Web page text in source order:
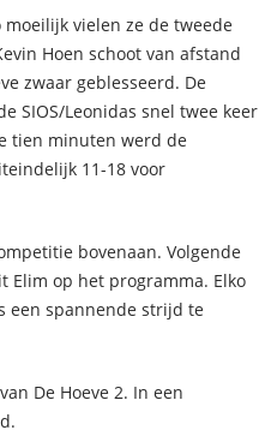
vielen ze de tweede
Hoen schoot van afstand
zwaar geblesseerd. De
SIOS/Leonidas snel twee keer
tien minuten werd de
11-18 voor
bovenaan. Volgende
Elim op het programma. Elko
een spannende strijd te
De Hoeve 2. In een